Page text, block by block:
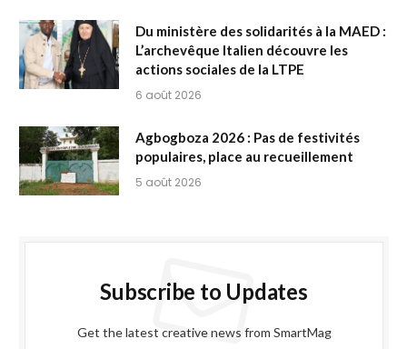
Du ministère des solidarités à la MAED :
L’archevêque Italien découvre les
actions sociales de la LTPE
6 août 2026
Agbogboza 2026 : Pas de festivités
populaires, place au recueillement
5 août 2026
Subscribe to Updates
Get the latest creative news from SmartMag